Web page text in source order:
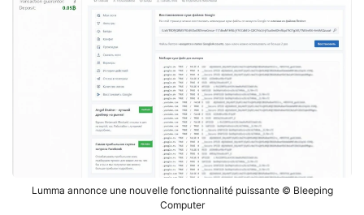
Lumma annonce une nouvelle fonctionnalité puissante © Bleeping
Computer